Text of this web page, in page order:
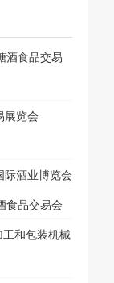
酒食品交易
展览会
酒业博览会
食品交易会
和包装机械